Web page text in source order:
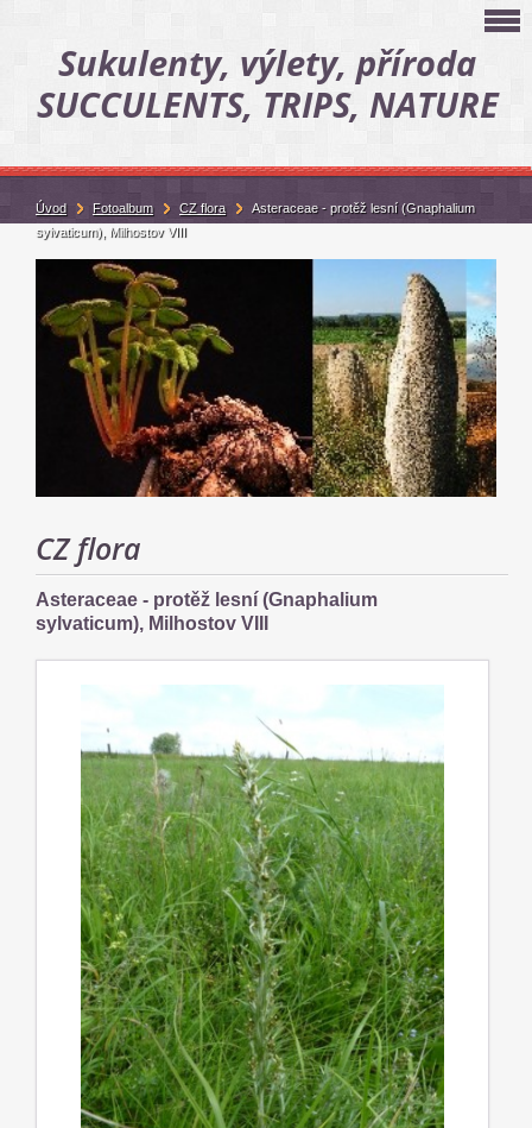
Sukulenty, výlety, příroda
SUCCULENTS, TRIPS, NATURE
CZ flora
Asteraceae - protěž lesní (Gnaphalium
sylvaticum), Milhostov VIII
Úvod Fotoalbum CZ flora
Asteraceae - protěž lesní (Gnaphalium
sylvaticum), Milhostov VIII